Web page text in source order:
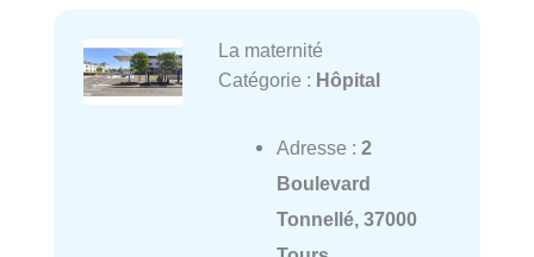
La maternité
Catégorie : Hôpital
Adresse : 2
Boulevard
Tonnellé, 37000